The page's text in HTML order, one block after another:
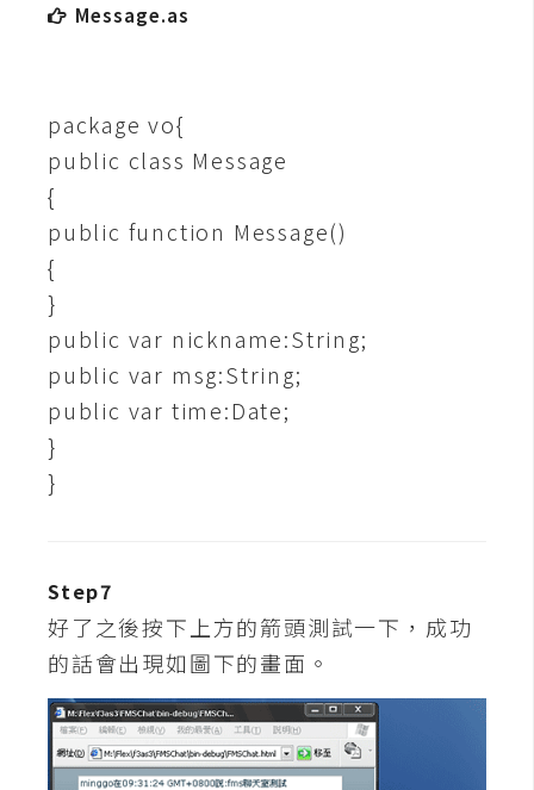
梅
開
發
熱
門
文
章
全
覽
合
作
提
案
Message.as
package vo{
public class Message
{
public function Message()
{
}
public var nickname:String;
public var msg:String;
public var time:Date;
}
}
Step7
好了之後按下上方的箭頭測試一下，成功
的話會出現如圖下的畫面。